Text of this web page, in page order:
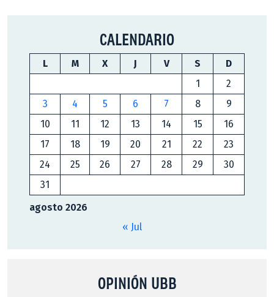
CALENDARIO
agosto 2026
L M X J V S
D
1
2
3
4 5 6 7 8
9
10
11 12 13 14 15
16
17
18 19 20 21 22
23
24
25 26 27 28 29
30
31
« Jul
OPINIÓN UBB